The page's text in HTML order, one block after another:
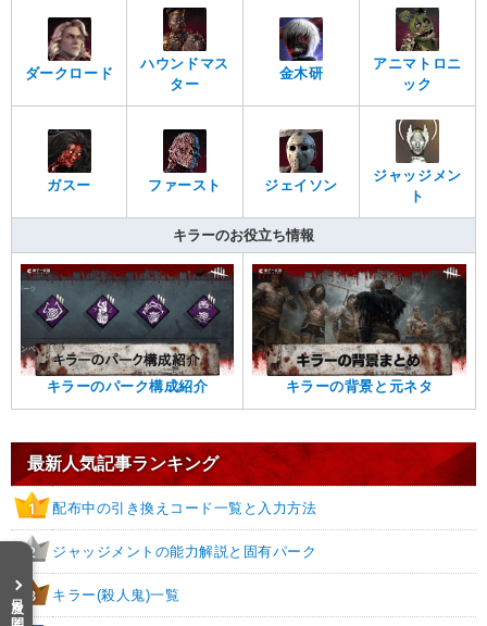
ダークロード
ハウンドマス
ター
金木研
アニマトロニ
ック
ガスー ファースト ジェイソン
ジャッジメン
ト
キラーのお役立ち情報
キラーのパーク構成紹介 キラーの背景と元ネタ
最新人気記事ランキング
1 配布中の引き換えコード一覧と入力方法
2 ジャッジメントの能力解説と固有パーク
3 キラー(殺人鬼)一覧
目次を開く